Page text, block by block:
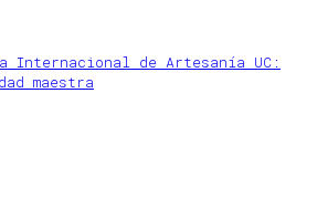
Internacional de Artesanía UC:
maestra